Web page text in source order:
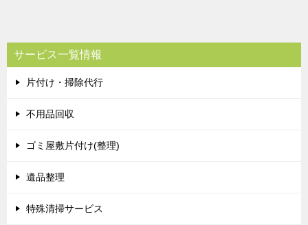
ビ
ゲ
ー
シ
サービス一覧情報
片付け・掃除代行
不用品回収
ゴミ屋敷片付け(整理)
遺品整理
特殊清掃サービス